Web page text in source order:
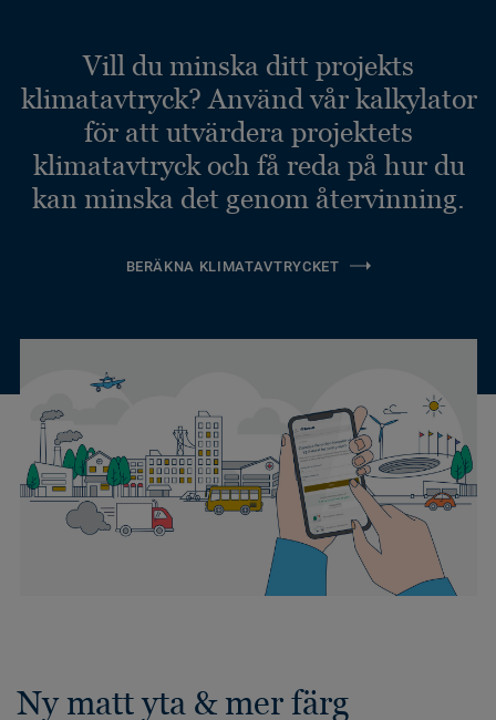
Vill du minska ditt projekts
klimatavtryck? Använd vår kalkylator
för att utvärdera projektets
klimatavtryck och få reda på hur du
kan minska det genom återvinning.
BERÄKNA KLIMATAVTRYCKET
Ny matt yta & mer färg